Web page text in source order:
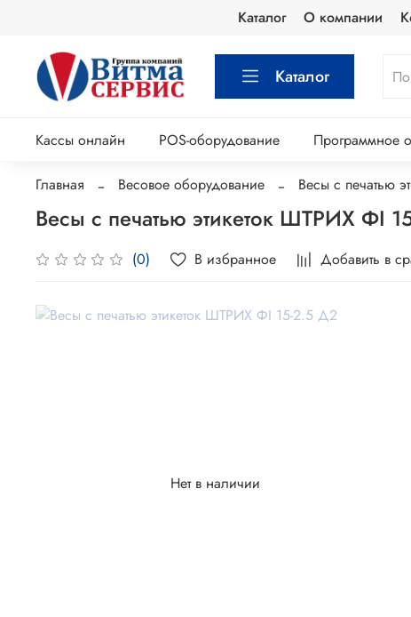
Каталог О компании
Каталог
Кассы онлайн POS-оборудование Программное
Главная Весовое оборудование Весы с печатью
Весы с печатью этикеток ШТРИХ ФI
(0) В избранное Добавить в
Нет в наличии